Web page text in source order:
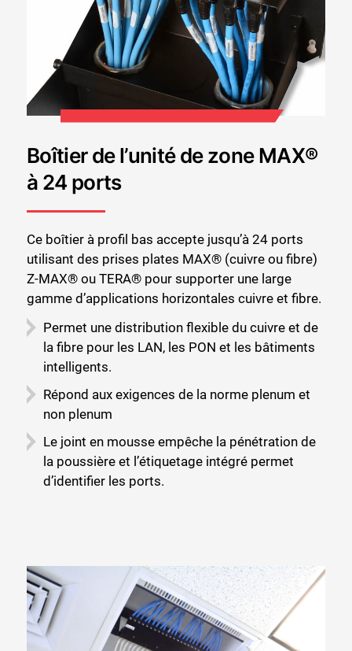
Boîtier de l’unité de zone MAX®
à 24 ports
Ce boîtier à profil bas accepte jusqu’à 24 ports
utilisant des prises plates MAX® (cuivre ou fibre)
Z-MAX® ou TERA® pour supporter une large
gamme d’applications horizontales cuivre et fibre.
Permet une distribution flexible du cuivre et de
la fibre pour les LAN, les PON et les bâtiments
intelligents.
Répond aux exigences de la norme plenum et
non plenum
Le joint en mousse empêche la pénétration de
la poussière et l’étiquetage intégré permet
d’identifier les ports.